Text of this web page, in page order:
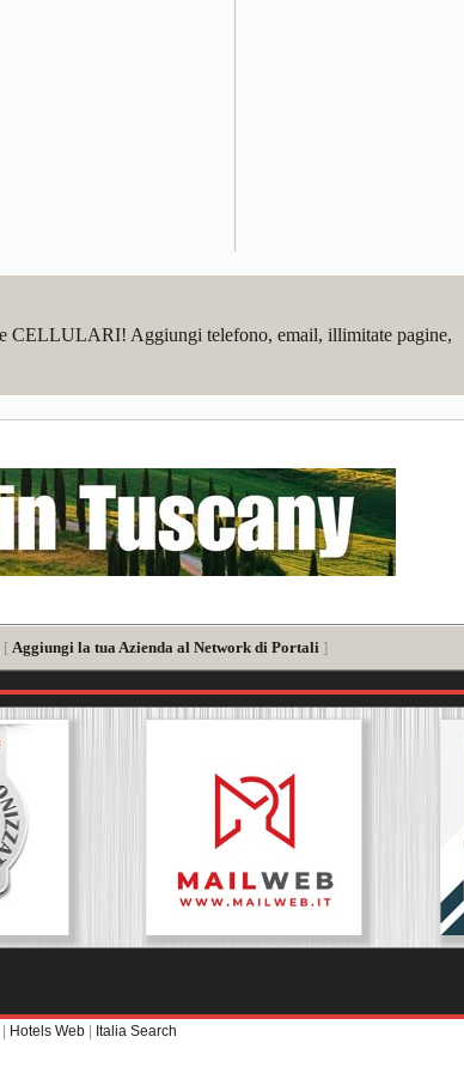
CELLULARI! Aggiungi telefono, email, illimitate pagine,
[ Aggiungi la tua Azienda al Network di Portali ]
| Hotels Web | Italia Search